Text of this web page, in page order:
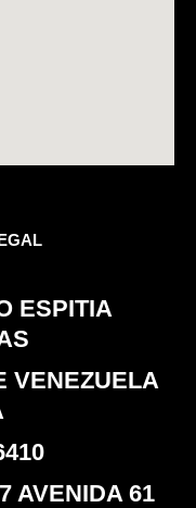
ESPITIA
VENEZUELA
AVENIDA 61